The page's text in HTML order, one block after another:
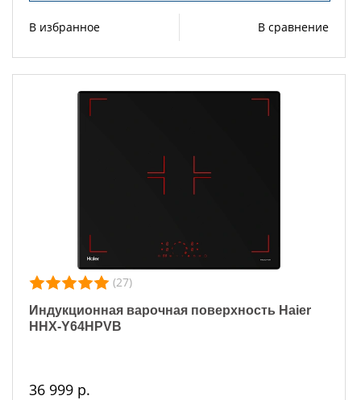
В избранное В сравнение
(27)
Индукционная варочная поверхность Haier
HHX-Y64HPVB
36 999 р.